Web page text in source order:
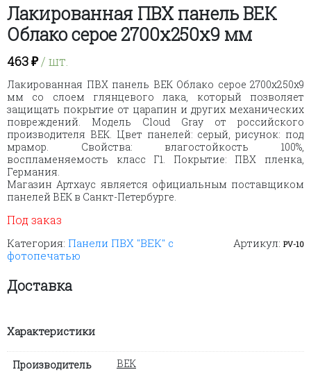
Лакированная ПВХ панель ВЕК
Облако серое 2700х250х9 мм
463₽/ шт.
Лакированная ПВХ панель ВЕК Облако серое 2700х250х9
мм со слоем глянцевого лака, который позволяет
защищать покрытие от царапин и других механических
повреждений. Модель Cloud Gray от российского
производителя ВЕК. Цвет панелей: серый, рисунок: под
мрамор. Свойства: влагостойкость 100%,
воспламеняемость класс Г1. Покрытие: ПВХ пленка,
Германия.
Магазин Артхаус является официальным поставщиком
панелей ВЕК в Санкт-Петербурге.
Под заказ
Артикул: PV-10
Категория: Панели ПВХ "ВЕК" с
фотопечатью
Доставка
Характеристики
Производитель ВЕК